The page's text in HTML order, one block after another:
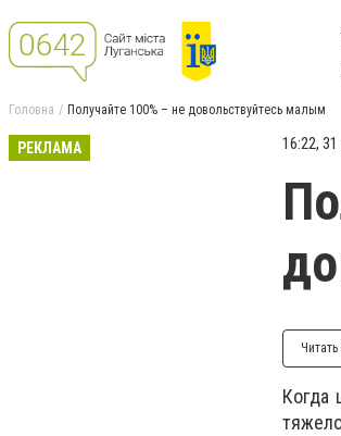
Головна Получайте 100% – не довольствуйтесь малым
РЕКЛАМА 16:22, 31
Когда